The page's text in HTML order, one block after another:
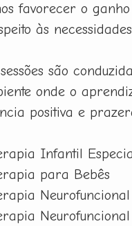
favorecer o
às
sessões são
onde o
positiva e
Infantil
para Bebês